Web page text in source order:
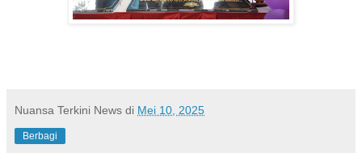
Nuansa Terkini News di Mei 10, 2025
Berbagi